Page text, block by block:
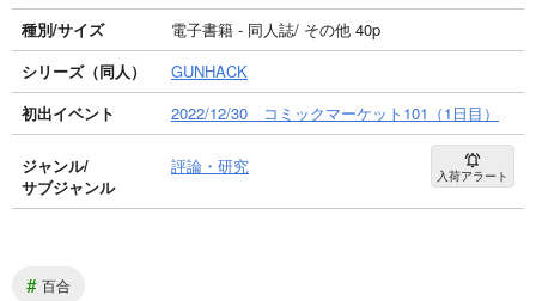
種別/サイズ
電子書籍 - 同人誌/ その他 40p
シリーズ（同人）
GUNHACK
初出イベント
2022/12/30 コミックマーケット101（1日目）
ジャンル/
サブジャンル
評論・研究 入荷アラート
# 百合